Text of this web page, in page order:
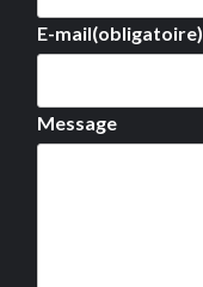
E-mail(obligatoire)
Message